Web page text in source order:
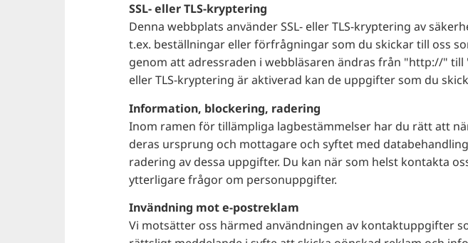
SSL- eller TLS-kryptering
Denna webbplats använder SSL- eller TLS-kryptering av
t.ex. beställningar eller förfrågningar som du skickar till oss
genom att adressraden i webbläsaren ändras från "http://"
eller TLS-kryptering är aktiverad kan de uppgifter som du
Information, blockering, radering
Inom ramen för tillämpliga lagbestämmelser har du rätt att
deras ursprung och mottagare och syftet med
radering av dessa uppgifter. Du kan när som helst kontakta
ytterligare frågor om personuppgifter.
Invändning mot e-postreklam
Vi motsätter oss härmed användningen av kontaktuppgifter